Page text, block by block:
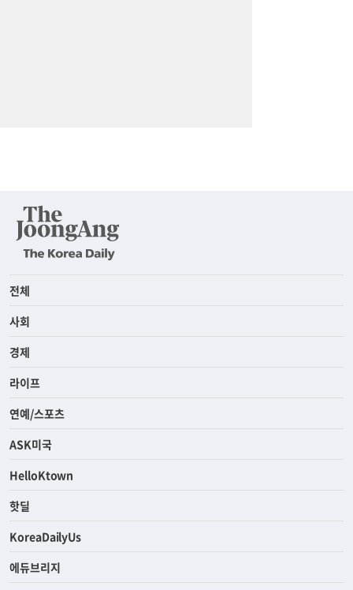
전체
사회
경제
라이프
연예/스포츠
ASK미국
HelloKtown
핫딜
KoreaDailyUs